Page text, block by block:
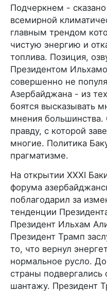
Подчеркнем -
всемирной
главным трендом
чистую энергию и
топлива. Позиция,
Президентом
совершенно не
Азербайджана - из
боятся высказывать
мнения большинства.
правду, с которой
многие. Политика
прагматизме.
На открытии XXXI
форума
поблагодарил за
тенденции
Президент Ильхам
Президент Трамп
то, что вернул
нормальное русло.
страны
шантажу. Президент